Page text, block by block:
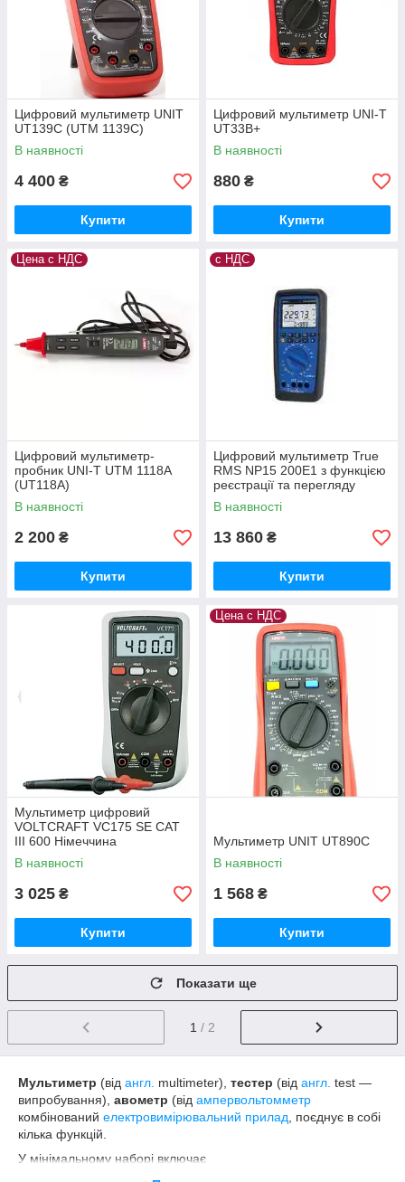
Цифровий мультиметр UNIT
UT139C (UTM 1139C)
В наявності
4 400 ₴
Купити
Цифровий мультиметр UNI-T
UT33B+
В наявності
880 ₴
Купити
Цена с НДС
Цифровий мультиметр-
пробник UNI-T UTM 1118A
(UT118A)
В наявності
2 200 ₴
Купити
с НДС
Цифровий мультиметр True
RMS NP15 200E1 з функцією
реєстрації та перегляду
даних LUMEL Польща з ПДВ
В наявності
13 860 ₴
Купити
Мультиметр цифровий
VOLTCRAFT VC175 SE CAT
III 600 Німеччина
В наявності
3 025 ₴
Купити
Цена с НДС
Мультиметр UNIT UT890C
В наявності
1 568 ₴
Купити
Показати ще
1 / 2
Мультиметр (від англ. multimeter), тестер (від англ. test —
випробування), авометр (від ампервольтомметр
комбінований електровимірювальний прилад , поєднує в собі
кілька функцій.
У мінімальному наборі включає